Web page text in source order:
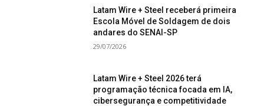
Latam Wire + Steel receberá primeira
Escola Móvel de Soldagem de dois
andares do SENAI-SP
29/07/2026
Latam Wire + Steel 2026 terá
programação técnica focada em IA,
cibersegurança e competitividade